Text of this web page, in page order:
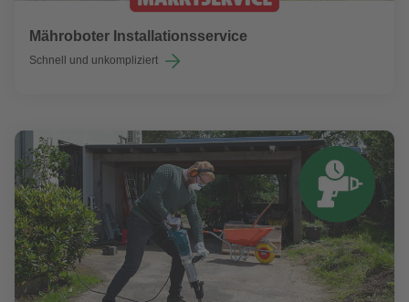
Mähroboter Installationsservice
Schnell und unkompliziert